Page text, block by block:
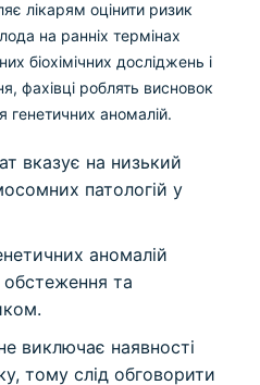
лікарям оцінити ризик
на ранніх термінах
біохімічних досліджень і
фахівці роблять висновок
генетичних аномалій.
вказує на низький
патологій у
аномалій
та
виключає наявності
тому слід обговорити